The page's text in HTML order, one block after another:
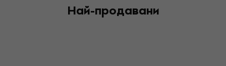
Най-продавани